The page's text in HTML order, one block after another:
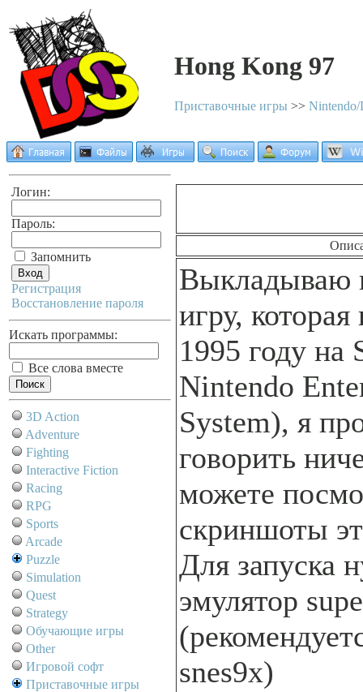
Hong Kong 97
Приставочные игры >> Nintendo/
Логин:
Пароль:
Запомнить
Регистрация
Восстановление пароля
Искать программы:
Все слова вместе
3D Action
Adventure
Fighting
Interactive Fiction
Racing
RPG
Sports
Arcade
Puzzle
Simulation
Quest
Strategy
Обучающие игры
Other
Игровой софт
Приставочные игры
Выкладываю
игру,
1995 году на
Nintendo
System), я
говорить
можете
скриншоты
Для запуска
эмулятор
snes9x)